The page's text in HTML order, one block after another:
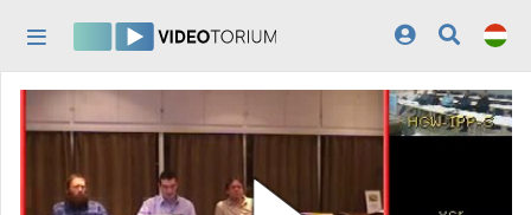
Kezdőlap
Bejelentkezés
Felfedezés